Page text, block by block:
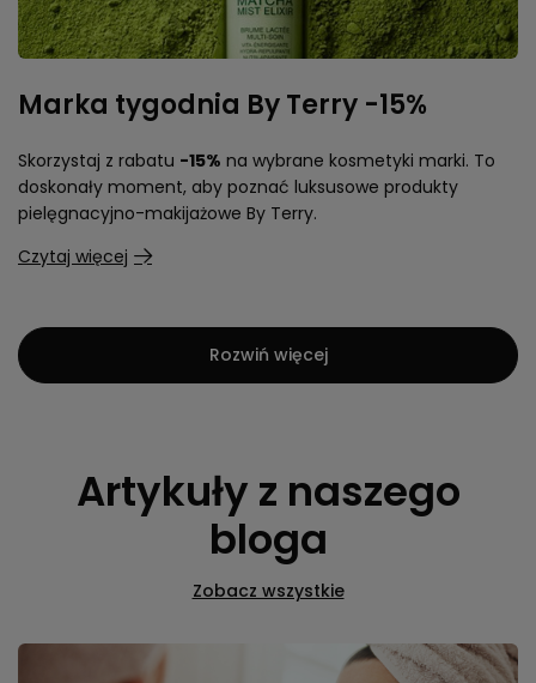
Marka tygodnia By Terry -15%
Skorzystaj z rabatu -15% na wybrane kosmetyki marki. To
doskonały moment, aby poznać luksusowe produkty
pielęgnacyjno-makijażowe By Terry.
Czytaj więcej
Rozwiń więcej
Artykuły z naszego
bloga
Zobacz wszystkie